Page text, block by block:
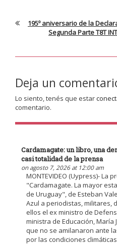
195º aniversario de la
Segunda Parte T8T
Deja un
Lo siento, tenés que estar
comentario.
Cardamagate: un libro, una
casi totalidad de la prensa
on agosto 7, 2026 at 12:00 am
MONTEVIDEO (Uypress)- La
"Cardamagate. La mayor
de Uruguay", de Esteban
Azul a periodistas, militares,
ellos el ex ministro de
ministra de Educación, María
que no se amilanaron ante
por las condiciones